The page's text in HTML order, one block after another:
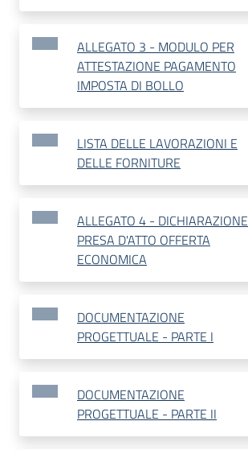
ALLEGATO 3 - MODULO PER
ATTESTAZIONE PAGAMENTO
IMPOSTA DI BOLLO
LISTA DELLE LAVORAZIONI E
DELLE FORNITURE
ALLEGATO 4 - DICHIARAZIONE
PRESA D'ATTO OFFERTA
ECONOMICA
DOCUMENTAZIONE
PROGETTUALE - PARTE I
DOCUMENTAZIONE
PROGETTUALE - PARTE II